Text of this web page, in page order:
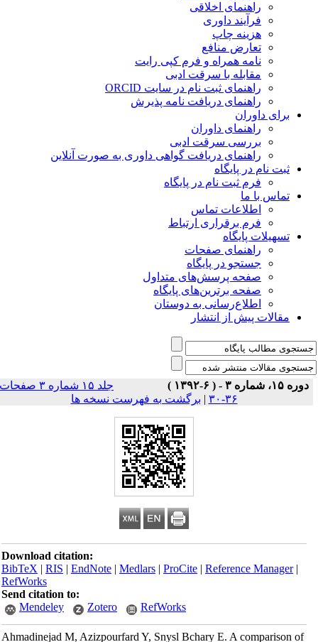
راهنمای اخلاقی
فرآیند داوری
هزینه چاپ
تعارض منافع
نامه همراه و فرم کپی رایت
مقابله با سرقت ادبی
راهنمای ثبت نام در سایت ORCID
راهنمای دریافت نامه پذیرش
برای داوران
راهنمای داوران
بررسی سرقت ادبی
راهنمای دریافت گواهی داوری به صورت آنلاین
ثبت نام در پایگاه
فرم ثبت نام در پایگاه
تماس با ما
اطلاعات تماس
فرم برقراری ارتباط
تسهیلات پایگاه
راهنمای صفحات
جستجو در پایگاه
صفحه پرسش‌های متداول
صفحه برترین‌های پایگاه
اطلاع‌رسانی به دوستان
مقالات پیش از انتشار
دوره ۱۵، شماره ۳ - ( ۶-۱۳۹۲ )
جلد ۱۵ شماره ۳ صفحات
۳۶-۳۰
|برگشت به فهرست نسخه ها
Download citation:
BibTeX|RIS|EndNote|Medlars|ProCite|Reference Manager
RefWorks
Send citation to:
Mendeley
Zotero RefWorks
Ahmadinejad M, Azizpourfard Y, Snysl Bchary E. A comparison of